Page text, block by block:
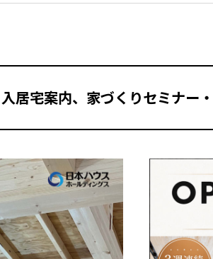
居宅案内、家づくりセミナー・